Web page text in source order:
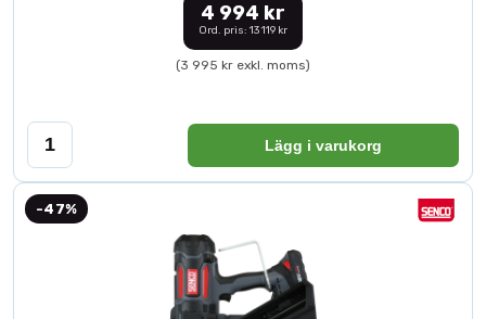
4 994 kr
Ord. pris: 13 119 kr
(3 995 kr exkl. moms)
Lägg i varukorg
-47%